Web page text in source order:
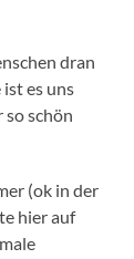
dran
es uns
so schön
(ok in der
hier auf